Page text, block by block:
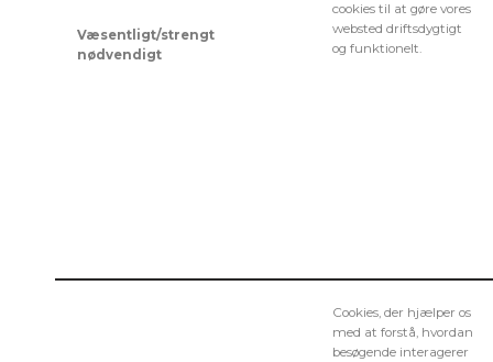
Væsentligt/strengt
nødvendigt
cookies til at gøre vores
websted driftsdygtigt
og funktionelt.
Cookies, der hjælper os
med at forstå, hvordan
besøgende interagerer